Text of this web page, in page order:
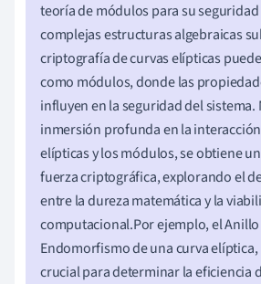
teoría de módulos para su seguridad
complejas estructuras algebraicas
criptografía de curvas elípticas
como módulos, donde las
influyen en la seguridad del sistema.
inmersión profunda en la
elípticas y los módulos, se obtiene
fuerza criptográfica, explorando el
entre la dureza matemática y la
computacional.Por ejemplo, el
Endomorfismo de una curva
crucial para determinar la eficiencia